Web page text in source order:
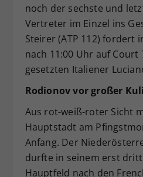
noch der sechste und
Vertreter im Einzel ins
Steirer (ATP 112) fordert
nach 11:00 Uhr auf Court
gesetzten Italiener
Rodionov vor großer
Aus rot-weiß-roter Sicht
Hauptstadt am
Anfang. Der
durfte in seinem erst
Hauptfeld nach den